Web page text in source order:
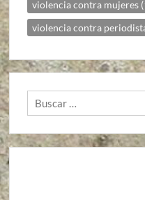
violencia contra mujeres
violencia contra